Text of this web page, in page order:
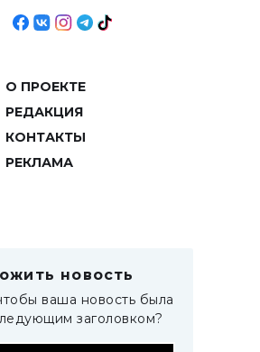
О ПРОЕКТЕ
РЕДАКЦИЯ
КОНТАКТЫ
РЕКЛАМА
новость
ваша новость была
заголовком?